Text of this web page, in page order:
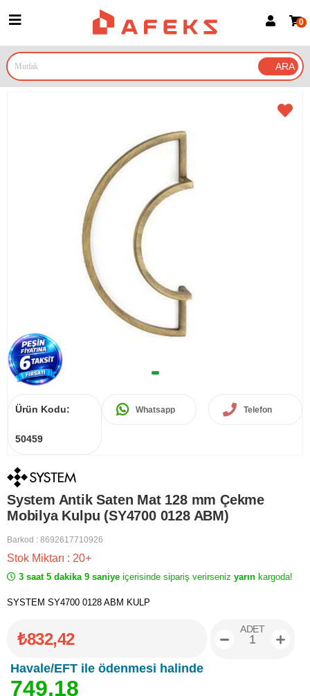
Google İle Bağlan
0
Ürün Kodu:
50459
Whatsapp Telefon
System Antik Saten Mat 128 mm Çekme
Mobilya Kulpu (SY4700 0128 ABM)
Barkod : 8692617710926
Stok Miktarı : 20+
3 saat 5 dakika 9 saniye içerisinde sipariş verirseniz yarın kargoda!
SYSTEM SY4700 0128 ABM KULP
₺832,42
Havale/EFT ile ödenmesi halinde
749,18
ADET